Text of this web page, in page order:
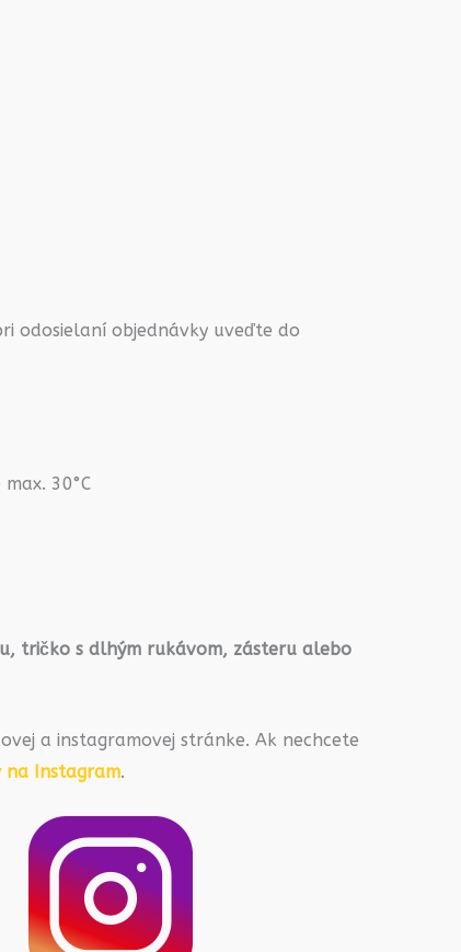
odosielaní objednávky uveďte do
30°C
tričko s dlhým rukávom, zásteru alebo
a instagramovej stránke. Ak nechcete
Instagram.